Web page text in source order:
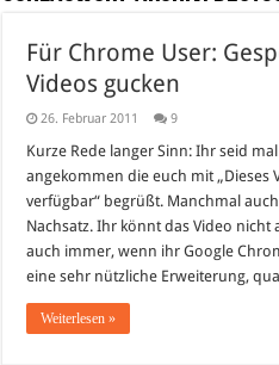
Für Chrome User:
Videos gucken
26. Februar 2011 9
Kurze Rede langer Sinn: Ihr seid
angekommen die euch mit „Dieses
verfügbar“ begrüßt. Manchmal
Nachsatz. Ihr könnt das Video nicht
auch immer, wenn ihr Google
eine sehr nützliche Erweiterung,
Weiterlesen »